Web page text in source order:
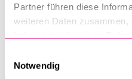
Partner führen diese
weiteren Daten zusammen,
Notwendig
Fakultät für
und Medizin
Gesundheitswissenschaften